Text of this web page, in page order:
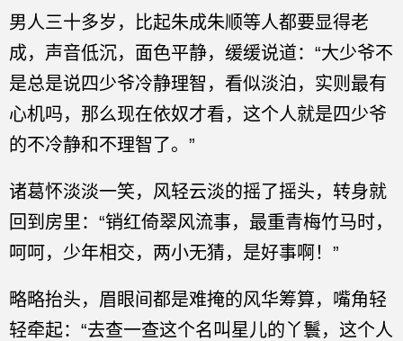
男人三十多岁，比起朱成朱顺等人都要显得老
成，声音低沉，面色平静，缓缓说道：“大少爷不
是总是说四少爷冷静理智，看似淡泊，实则最有
心机吗，那么现在依奴才看，这个人就是四少爷
的不冷静和不理智了。”
诸葛怀淡淡一笑，风轻云淡的摇了摇头，转身就
回到房里：“销红倚翠风流事，最重青梅竹马时，
呵呵，少年相交，两小无猜，是好事啊！”
略略抬头，眉眼间都是难掩的风华筹算，嘴角轻
轻牵起：“去查一查这个名叫星儿的丫鬟，这个人